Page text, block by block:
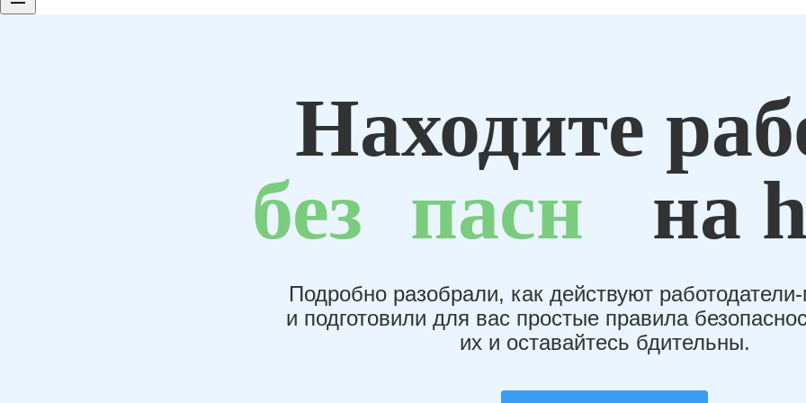
Находите
без пасн на
Подробно разобрали, как действуют
и подготовили для вас простые правила
их и оставайтесь бдительны.